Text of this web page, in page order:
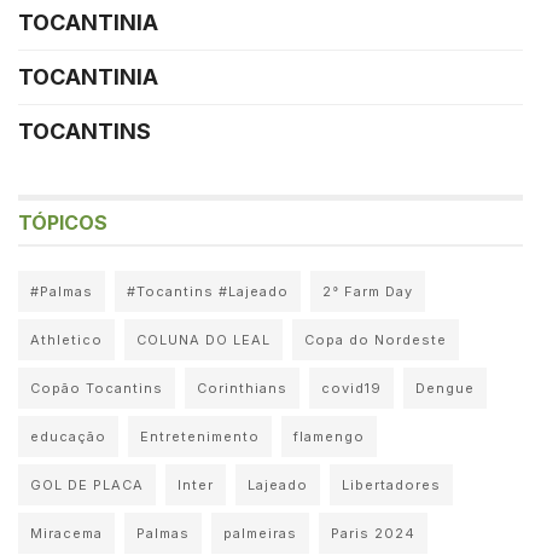
TOCANTINIA
TOCANTINIA
TOCANTINS
TÓPICOS
#Palmas #Tocantins #Lajeado 2° Farm Day
Athletico COLUNA DO LEAL Copa do Nordeste
Copão Tocantins Corinthians covid19 Dengue
educação Entretenimento flamengo
GOL DE PLACA Inter Lajeado Libertadores
Miracema Palmas palmeiras Paris 2024